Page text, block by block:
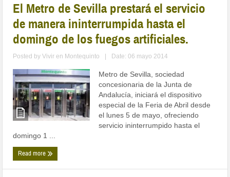
El Metro de Sevilla prestará el servicio
de manera ininterrumpida hasta el
domingo de los fuegos artificiales.
Posted byVivir en Montequinto Date: 06 mayo 2014
Metro de Sevilla, sociedad
concesionaria de la Junta de
Andalucía, iniciará el dispositivo
especial de la Feria de Abril desde
el lunes 5 de mayo, ofreciendo
servicio ininterrumpido hasta el
domingo 1 ...
Read more